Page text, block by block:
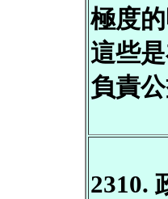
極度的
這些
負責
2310.